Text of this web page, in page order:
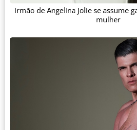
Irmão de Angelina Jolie se assume
mulher